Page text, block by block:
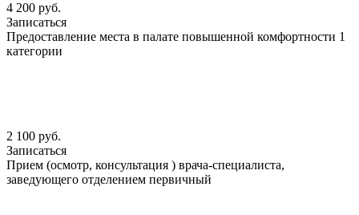
4 200 руб.
Записаться
Предоставление места в палате повышенной комфортности 1
категории
2 100 руб.
Записаться
Прием (осмотр, консультация ) врача-специалиста,
заведующего отделением первичный